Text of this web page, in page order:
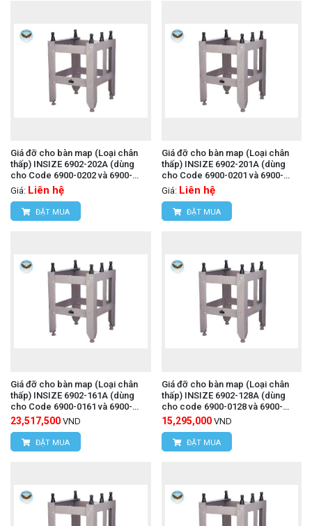
Giá đỡ cho bàn map (Loại chân
thấp) INSIZE 6902-202A (dùng
cho Code 6900-0202 và 6900-
1202)
Giá: Liên hệ
ĐẶT MUA
Giá đỡ cho bàn map (Loại chân
thấp) INSIZE 6902-201A (dùng
cho Code 6900-0201 và 6900-
1201)
Giá: Liên hệ
ĐẶT MUA
Giá đỡ cho bàn map (Loại chân
thấp) INSIZE 6902-161A (dùng
cho Code 6900-0161 và 6900-
1161)
23,517,500 VND
ĐẶT MUA
Giá đỡ cho bàn map (Loại chân
thấp) INSIZE 6902-128A (dùng
cho code 6900-0128 và 6900-
1128)
15,295,000 VND
ĐẶT MUA